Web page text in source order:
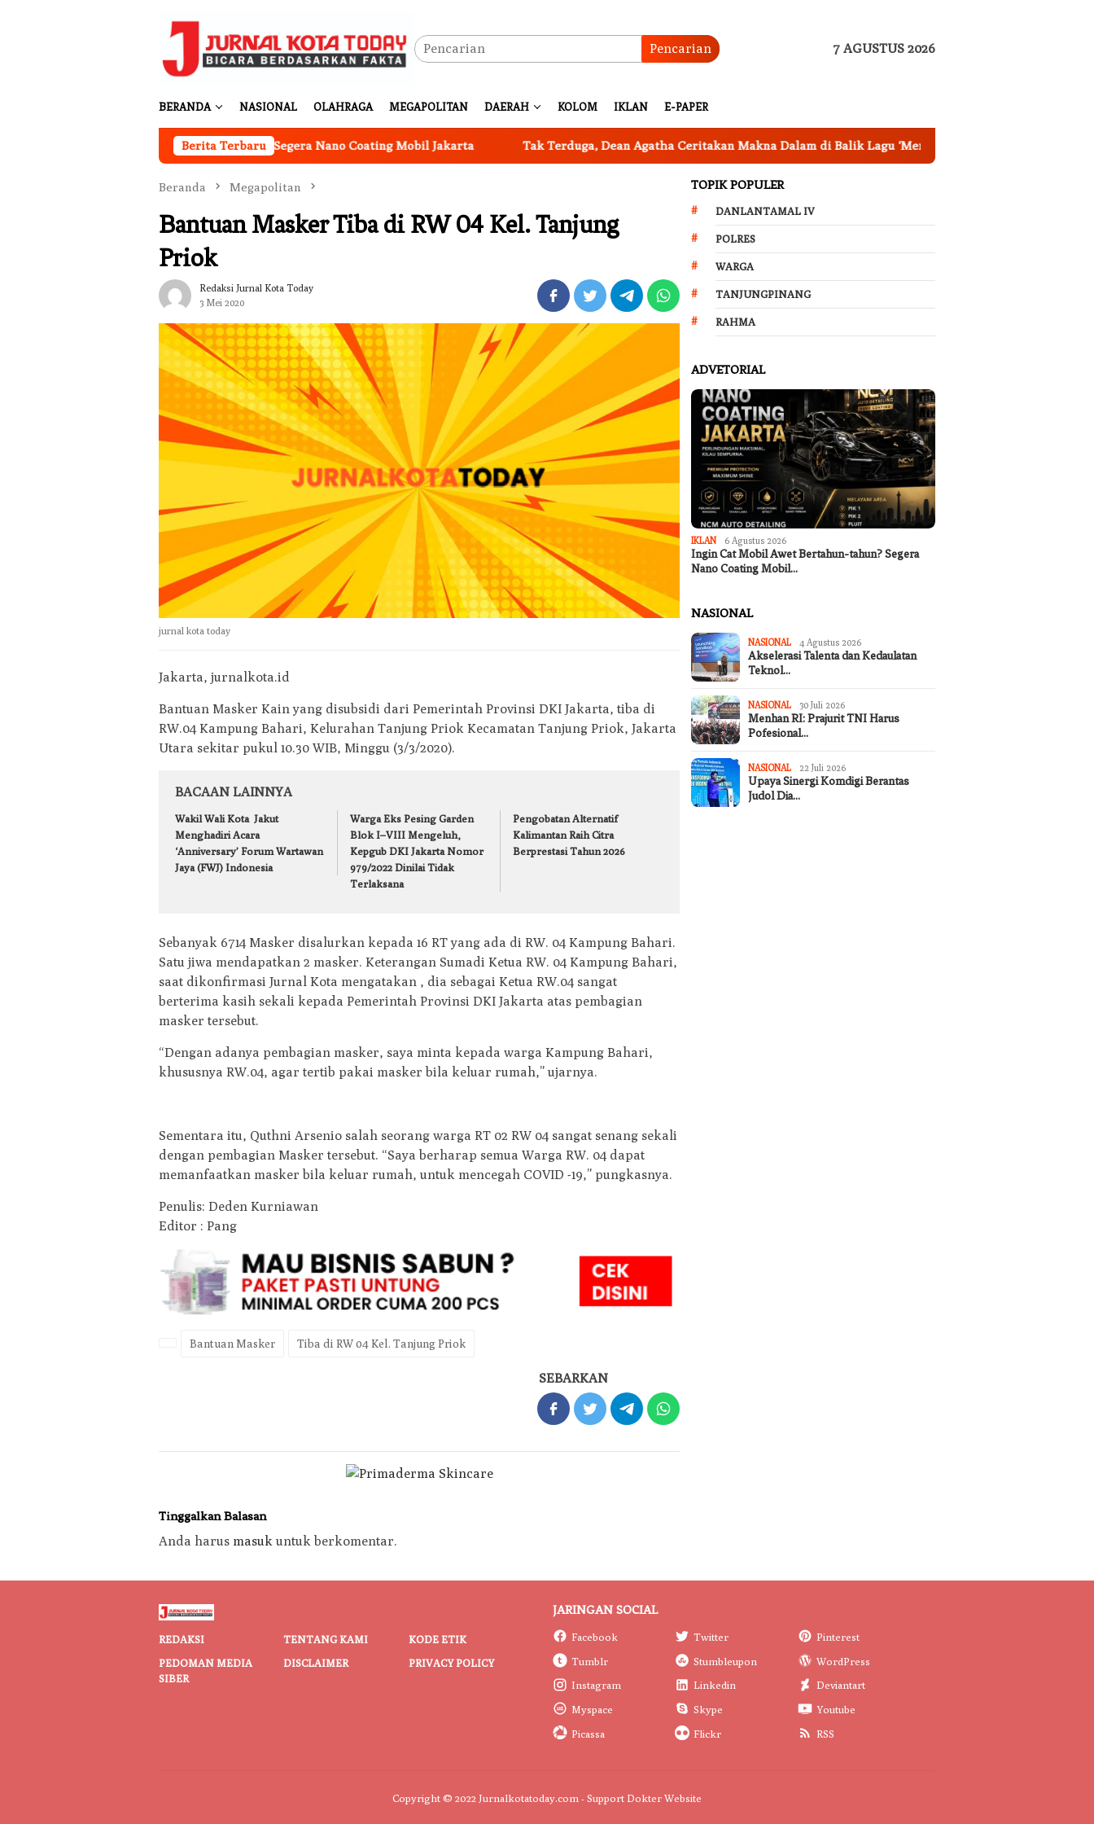
Pencarian 7 AGUSTUS 2026
BERANDA NASIONAL OLAHRAGA MEGAPOLITAN DAERAH KOLOM IKLAN E-PAPER
Berita Terbaru
Ingin Cat Mobil Awet Bertahun-tahun? Segera Nano Coating Mobil Jakarta Tak Terduga, Dean Agatha Ceritakan Makna Dalam di Balik Lagu ‘Membatu’, Bikin Netizen Merinding!
Beranda Megapolitan
Bantuan Masker Tiba di RW 04 Kel. Tanjung
Priok
Redaksi Jurnal Kota Today
3 Mei 2020
jurnal kota today
Jakarta, jurnalkota.id
Bantuan Masker Kain yang disubsidi dari Pemerintah Provinsi DKI Jakarta, tiba di
RW.04 Kampung Bahari, Kelurahan Tanjung Priok Kecamatan Tanjung Priok, Jakarta
Utara sekitar pukul 10.30 WIB, Minggu (3/3/2020).
BACAAN LAINNYA
Wakil Wali Kota Jakut
Menghadiri Acara
‘Anniversary’ Forum Wartawan
Jaya (FWJ) Indonesia
Warga Eks Pesing Garden
Blok I–VIII Mengeluh,
Kepgub DKI Jakarta Nomor
979/2022 Dinilai Tidak
Terlaksana
Pengobatan Alternatif
Kalimantan Raih Citra
Berprestasi Tahun 2026
Sebanyak 6714 Masker disalurkan kepada 16 RT yang ada di RW. 04 Kampung Bahari.
Satu jiwa mendapatkan 2 masker. Keterangan Sumadi Ketua RW. 04 Kampung Bahari,
saat dikonfirmasi Jurnal Kota mengatakan , dia sebagai Ketua RW.04 sangat
berterima kasih sekali kepada Pemerintah Provinsi DKI Jakarta atas pembagian
masker tersebut.
“Dengan adanya pembagian masker, saya minta kepada warga Kampung Bahari,
khususnya RW.04, agar tertib pakai masker bila keluar rumah,” ujarnya.
Sementara itu, Quthni Arsenio salah seorang warga RT 02 RW 04 sangat senang sekali
dengan pembagian Masker tersebut. “Saya berharap semua Warga RW. 04 dapat
memanfaatkan masker bila keluar rumah, untuk mencegah COVID -19,” pungkasnya.
Penulis: Deden Kurniawan
Editor : Pang
Bantuan Masker Tiba di RW 04 Kel. Tanjung Priok
SEBARKAN
Tinggalkan Balasan
Anda harus masuk untuk berkomentar.
TOPIK POPULER
DANLANTAMAL IV
POLRES
WARGA
TANJUNGPINANG
RAHMA
ADVETORIAL
IKLAN 6 Agustus 2026
Ingin Cat Mobil Awet Bertahun-tahun? Segera
Nano Coating Mobil…
NASIONAL
NASIONAL 4 Agustus 2026
Akselerasi Talenta dan Kedaulatan
Teknol…
NASIONAL 30 Juli 2026
Menhan RI: Prajurit TNI Harus
Pofesional…
NASIONAL 22 Juli 2026
Upaya Sinergi Komdigi Berantas
Judol Dia…
REDAKSI TENTANG KAMI
KODE ETIK
PEDOMAN MEDIA
SIBER
DISCLAIMER PRIVACY POLICY
JARINGAN SOCIAL
Facebook Twitter
Pinterest
Tumblr
Stumbleupon
WordPress
Instagram
Linkedin
Deviantart
Myspace
Skype
Youtube
Picassa
Flickr RSS
Copyright © 2022 Jurnalkotatoday.com - Support Dokter Website